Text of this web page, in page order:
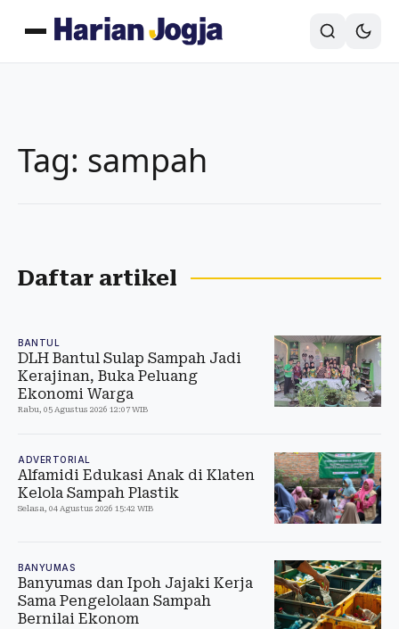
Tag: sampah
Daftar artikel
BANTUL
DLH Bantul Sulap Sampah Jadi
Kerajinan, Buka Peluang
Ekonomi Warga
Rabu, 05 Agustus 2026 12:07 WIB
ADVERTORIAL
Alfamidi Edukasi Anak di Klaten
Kelola Sampah Plastik
Selasa, 04 Agustus 2026 15:42 WIB
BANYUMAS
Banyumas dan Ipoh Jajaki Kerja
Sama Pengelolaan Sampah
Bernilai Ekonom